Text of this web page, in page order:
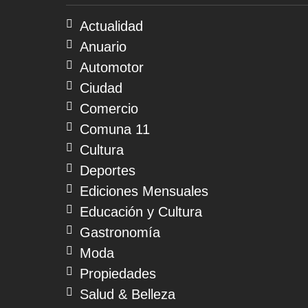
Actualidad
Anuario
Automotor
Ciudad
Comercio
Comuna 11
Cultura
Deportes
Ediciones Mensuales
Educación y Cultura
Gastronomía
Moda
Propiedades
Salud & Belleza
06